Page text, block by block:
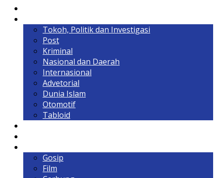
Tokoh, Politik dan Investigasi
Post
Kriminal
Nasional dan Daerah
Internasional
Advetorial
Dunia Islam
Otomotif
Tabloid
Gosip
Film